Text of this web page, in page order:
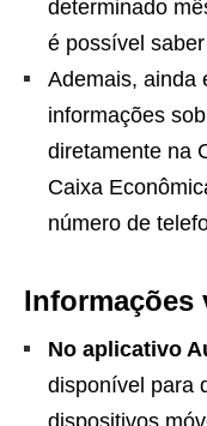
determinado
é possível
Ademais, ainda
informações
diretamente na
Caixa
número de
Informações
No aplicativo
disponível para
dispositivos